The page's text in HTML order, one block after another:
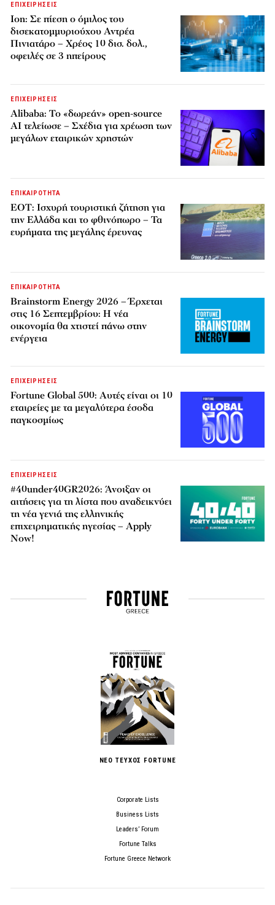
ΕΠΙΧΕΙΡΗΣΕΙΣ
Ion: Σε πίεση ο όμιλος του
δισεκατομμυριούχου Αντρέα
Πινιατάρο – Χρέος 10 δισ. δολ.,
οφειλές σε 3 ηπείρους
ΕΠΙΧΕΙΡΗΣΕΙΣ
Alibaba: Το «δωρεάν» open-source
AI τελείωσε – Σχέδια για χρέωση των
μεγάλων εταιρικών χρηστών
ΕΠΙΚΑΙΡΟΤΗΤΑ
ΕΟΤ: Ισχυρή τουριστική ζήτηση για
την Ελλάδα και το φθινόπωρο – Τα
ευρήματα της μεγάλης έρευνας
ΕΠΙΚΑΙΡΟΤΗΤΑ
Brainstorm Energy 2026 – Έρχεται
στις 16 Σεπτεμβρίου: Η νέα
οικονομία θα χτιστεί πάνω στην
ενέργεια
ΕΠΙΧΕΙΡΗΣΕΙΣ
Fortune Global 500: Αυτές είναι οι 10
εταιρείες με τα μεγαλύτερα έσοδα
παγκοσμίως
ΕΠΙΧΕΙΡΗΣΕΙΣ
#40under40GR2026: Άνοιξαν οι
αιτήσεις για τη λίστα που αναδεικνύει
τη νέα γενιά της ελληνικής
επιχειρηματικής ηγεσίας – Apply
Now!
ΝΕΟ ΤΕΥΧΟΣ FORTUNE
Corporate Lists
Business Lists
Leaders’ Forum
Fortune Talks
Fortune Greece Network